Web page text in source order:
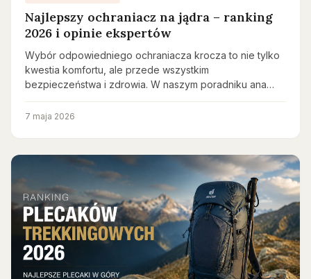
Najlepszy ochraniacz na jądra – ranking
2026 i opinie ekspertów
Wybór odpowiedniego ochraniacza krocza to nie tylko
kwestia komfortu, ale przede wszystkim
bezpieczeństwa i zdrowia. W naszym poradniku ana…
7 maja 2026